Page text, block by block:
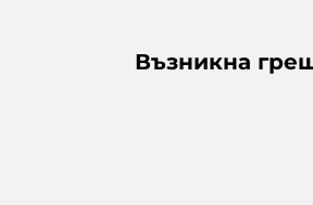
Възникна